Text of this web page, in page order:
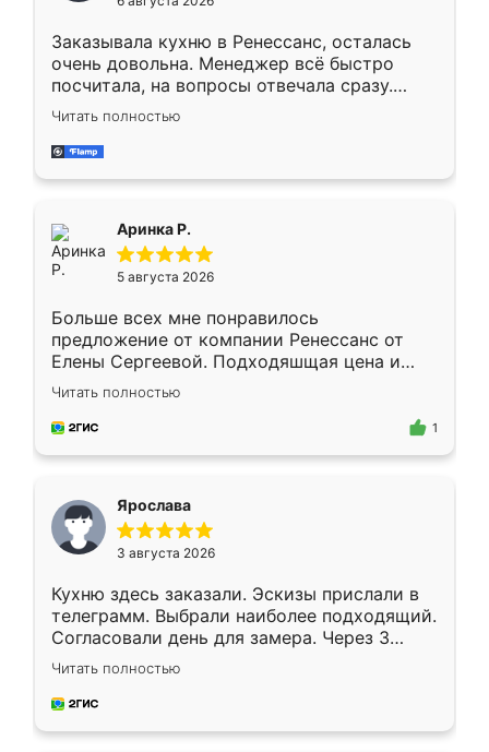
мебели буду заказывать только здесь.
Заказывала кухню в Ренессанс, осталась
очень довольна. Менеджер всё быстро
посчитала, на вопросы отвечала сразу.
Замерщик приехал в субботу, подошёл к
делу со всей ответственностью. Собрали
за день, ребята работали аккуратно, даже
Читать полностью
Аринка Р.
5 августа 2026
Больше всех мне понравилось
предложение от компании Ренессанс от
Елены Сергеевой. Подходяшщая цена и
короткие сроки изготовления. Приехавший
для замера сотрудник Владислав
предложил по моему эскизу самый
Читать полностью
1
Ярослава
3 августа 2026
Кухню здесь заказали. Эскизы прислали в
телеграмм. Выбрали наиболее подходящий.
Согласовали день для замера. Через 3
недели кухня была уже готова. Остались
довольны работой. Спасибо Ренессанс
мебель за качественную работу!
Читать полностью